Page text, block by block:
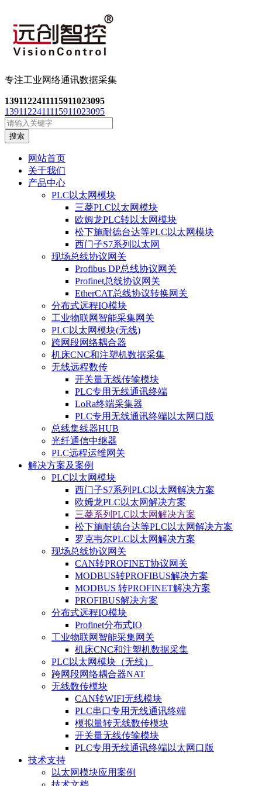
专注工业网络通讯数据采集
1391122411115911023095
1391122411115911023095
搜索
网站首页
关于我们
产品中心
PLC以太网模块
三菱PLC以太网模块
欧姆龙PLC转以太网模块
松下施耐德台达等PLC以太网模块
西门子S7系列以太网
现场总线协议网关
Profibus DP总线协议网关
Profinet总线协议网关
EtherCAT总线协议转换网关
分布式远程IO模块
工业物联网智能采集网关
PLC以太网模块(无线)
跨网段网络耦合器
机床CNC和注塑机数据采集
无线远程数传
开关量无线传输模块
PLC专用无线通讯终端
LoRa终端采集器
PLC专用无线通讯终端以太网口版
总线集线器HUB
光纤通信中继器
PLC远程运维网关
解决方案及案例
PLC以太网模块
西门子S7系列PLC以太网解决方案
欧姆龙PLC以太网解决方案
三菱系列PLC以太网解决方案
松下施耐德台达等PLC以太网解决方案
罗克韦尔PLC以太网解决方案
现场总线协议网关
CAN转PROFINET协议网关
MODBUS转PROFIBUS解决方案
MODBUS 转PROFINET解决方案
PROFIBUS解决方案
分布式远程IO模块
Profinet分布式IO
工业物联网智能采集网关
机床CNC和注塑机数据采集
PLC以太网模块（无线）
跨网段网络耦合器NAT
无线数传模块
CAN转WIFI无线模块
PLC串口专用无线通讯终端
模拟量转无线数传模块
开关量无线传输模块
PLC专用无线通讯终端以太网口版
技术支持
以太网模块应用案例